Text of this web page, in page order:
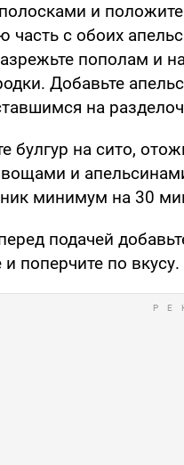
и
с обоих
пополам и
Добавьте
на
булгур на сито,
и
минимум на 30
подачей
поперчите по